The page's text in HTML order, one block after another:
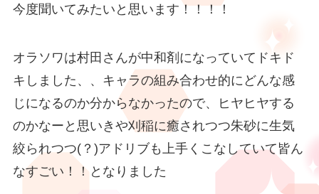
今度聞いてみたいと思います！！！！
オラソワは村田さんが中和剤になっていてドキド
キしました、、キャラの組み合わせ的にどんな感
じになるのか分からなかったので、ヒヤヒヤする
のかなーと思いきや刈稲に癒されつつ朱砂に生気
絞られつつ(？)アドリブも上手くこなしていて皆ん
なすごい！！となりました